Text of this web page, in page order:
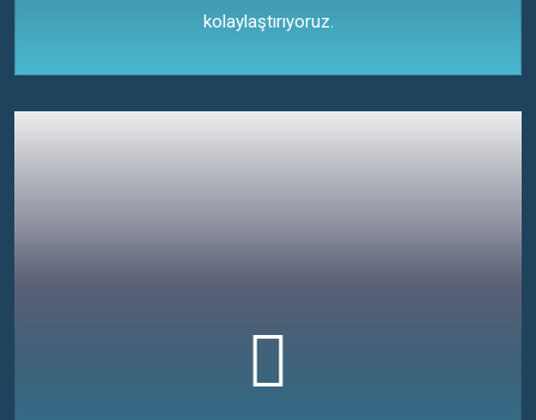
kolaylaştırıyoruz.